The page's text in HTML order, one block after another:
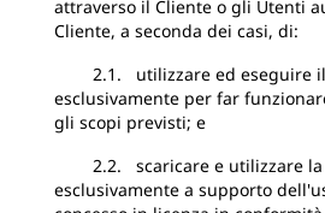
attraverso il Cliente o gli Utenti
Cliente, a seconda dei casi, di:
2.1. utilizzare ed eseguire il
esclusivamente per far
gli scopi previsti; e
2.2. scaricare e utilizzare la
esclusivamente a supporto